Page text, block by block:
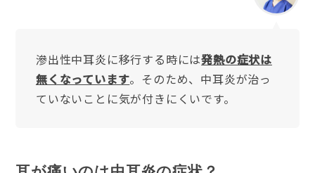
滲出性中耳炎に移行する時には発熱の症状は
無くなっています。そのため、中耳炎が治っ
ていないことに気が付きにくいです。